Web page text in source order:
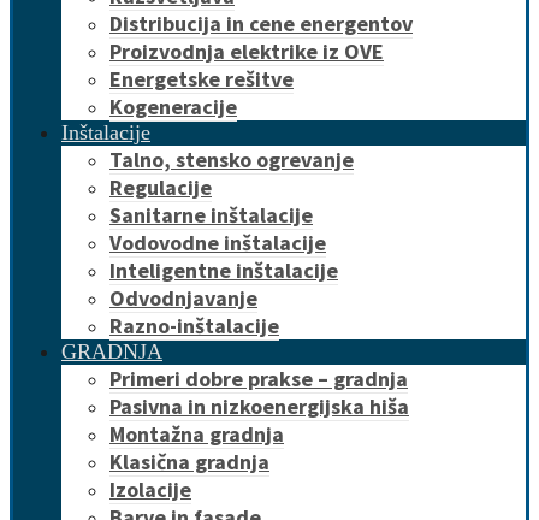
Distribucija in cene energentov
Proizvodnja elektrike iz OVE
Energetske rešitve
Kogeneracije
Inštalacije
Talno, stensko ogrevanje
Regulacije
Sanitarne inštalacije
Vodovodne inštalacije
Inteligentne inštalacije
Odvodnjavanje
Razno-inštalacije
GRADNJA
Primeri dobre prakse – gradnja
Pasivna in nizkoenergijska hiša
Montažna gradnja
Klasična gradnja
Izolacije